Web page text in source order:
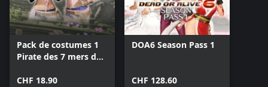
Pack de costumes 1
Pirate des 7 mers de
CHF 18.90
DOA6 Season Pass 1
CHF 128.60